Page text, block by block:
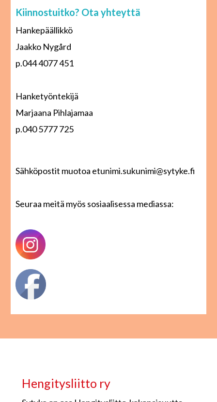
Kiinnostuitko? Ota yhteyttä
Hankepäällikkö
Jaakko Nygård
p.044 4077 451
Hanketyöntekijä
Marjaana Pihlajamaa
p.040 5777 725
Sähköpostit muotoa etunimi.sukunimi@sytyke.fi
Seuraa meitä myös sosiaalisessa mediassa:
Hengitysliitto ry